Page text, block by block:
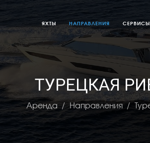
ЯХТЫ НАПРАВЛЕНИЯ СЕРВИСЫ
ТУРЕЦКАЯ
Аренда Направления